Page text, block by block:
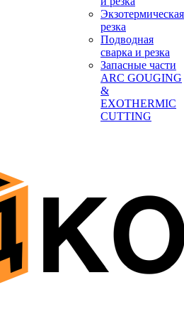
Экзотермическая
резка
Подводная
сварка и резка
Запасные части
ARC GOUGING
&
EXOTHERMIC
CUTTING